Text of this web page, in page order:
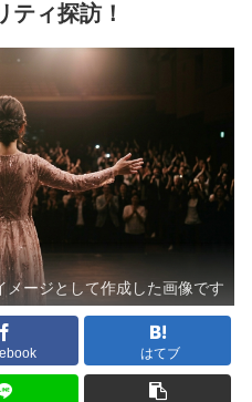
ティ探訪！
メージとして作成した画像です
はてブ